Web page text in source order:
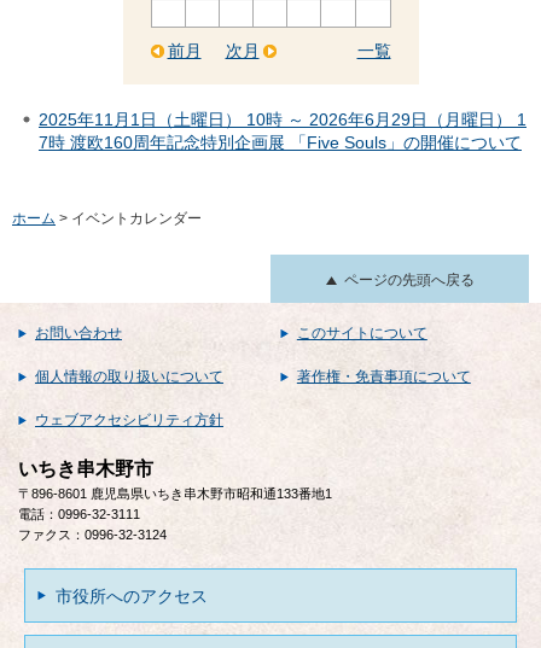
前月 一覧
次月
2025年11月1日（土曜日） 10時 ～ 2026年6月29日（月曜日） 1
7時 渡欧160周年記念特別企画展 「Five Souls」の開催について
ホーム > イベントカレンダー
ページの先頭へ戻る
お問い合わせ このサイトについて
個人情報の取り扱いについて 著作権・免責事項について
ウェブアクセシビリティ方針
いちき串木野市
〒896-8601 鹿児島県いちき串木野市昭和通133番地1
電話：0996-32-3111
ファクス：0996-32-3124
市役所へのアクセス